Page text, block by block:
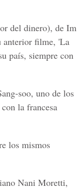
del dinero), de Im
anterior filme, 'La
país, siempre con
soo, uno de los
la francesa
los mismos
Nani Moretti,